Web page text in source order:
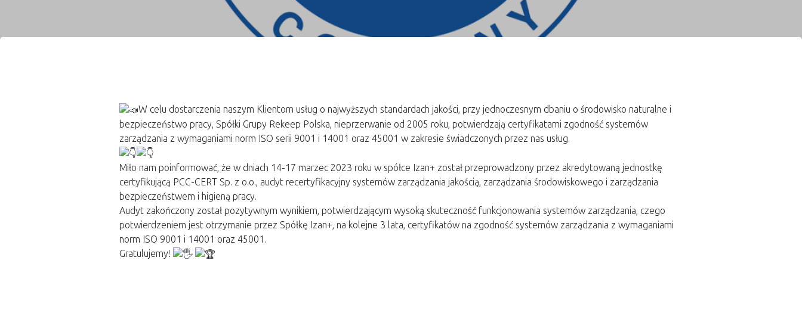
W celu dostarczenia naszym Klientom usług o najwyższych standardach jakości, przy jednoczesnym dbaniu o środowisko naturalne i
bezpieczeństwo pracy, Spółki Grupy Rekeep Polska, nieprzerwanie od 2005 roku, potwierdzają certyfikatami zgodność systemów
zarządzania z wymaganiami norm ISO serii 9001 i 14001 oraz 45001 w zakresie świadczonych przez nas usług.
Miło nam poinformować, że w dniach 14-17 marzec 2023 roku w spółce Izan+ został przeprowadzony przez akredytowaną jednostkę
certyfikującą PCC-CERT Sp. z o.o., audyt recertyfikacyjny systemów zarządzania jakością, zarządzania środowiskowego i zarządzania
bezpieczeństwem i higieną pracy.
Audyt zakończony został pozytywnym wynikiem, potwierdzającym wysoką skuteczność funkcjonowania systemów zarządzania, czego
potwierdzeniem jest otrzymanie przez Spółkę Izan+, na kolejne 3 lata, certyfikatów na zgodność systemów zarządzania z wymaganiami
norm ISO 9001 i 14001 oraz 45001.
Gratulujemy!